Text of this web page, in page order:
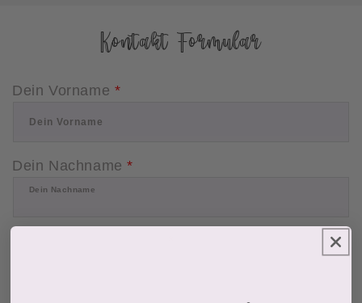
Kontakt Formular
Dein Vorname *
Dein Vorname
Dein Nachname*
Dein Nachname